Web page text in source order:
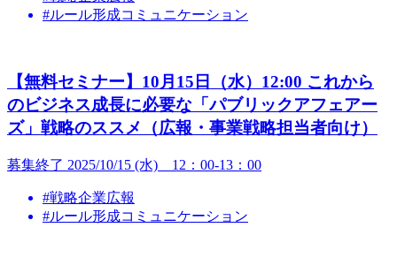
#ルール形成コミュニケーション
【無料セミナー】10月15日（水）12:00 これから
のビジネス成長に必要な「パブリックアフェアー
ズ」戦略のススメ（広報・事業戦略担当者向け）
募集終了 2025/10/15 (水) 12：00-13：00
#戦略企業広報
#ルール形成コミュニケーション